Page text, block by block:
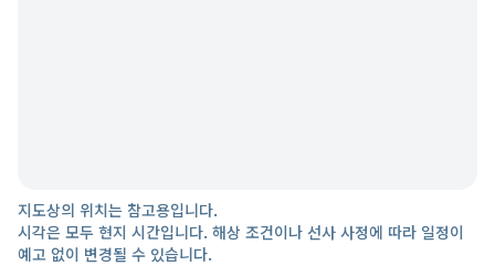
지도상의 위치는 참고용입니다.
시각은 모두 현지 시간입니다. 해상 조건이나 선사 사정에 따라 일정이
예고 없이 변경될 수 있습니다.